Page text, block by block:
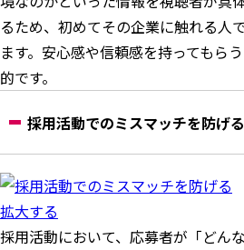
るため、初めてその企業に触れる人
ます。安心感や信頼感を持ってもら
的です。
採用活動でのミスマッチを防げる
拡大する
採用活動において、応募者が「どん